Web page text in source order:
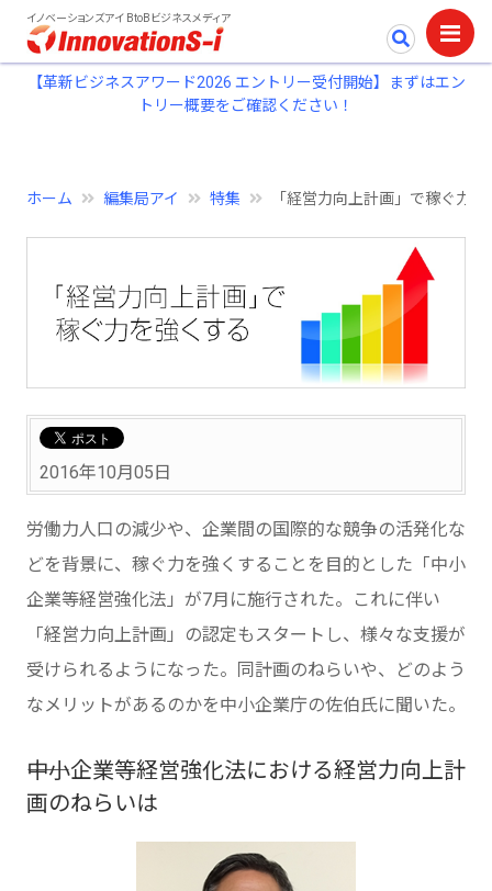
イノベーションズアイ BtoBビジネスメディア
【革新ビジネスアワード2026 エントリー受付開始】まずはエン
トリー概要をご確認ください！
ホーム 編集局アイ 特集 「経営力向上計画」で稼ぐ力
2016年10月05日
労働力人口の減少や、企業間の国際的な競争の活発化な
どを背景に、稼ぐ力を強くすることを目的とした「中小
企業等経営強化法」が7月に施行された。これに伴い
「経営力向上計画」の認定もスタートし、様々な支援が
受けられるようになった。同計画のねらいや、どのよう
なメリットがあるのかを中小企業庁の佐伯氏に聞いた。
――中小企業等経営強化法における経営力向上計
画のねらいは